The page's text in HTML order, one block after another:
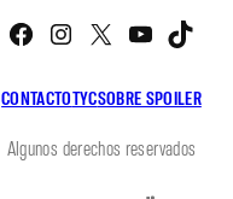
CONTACTOTYCSOBRE SPOILER
Facebook
Instagram
X
Algunos derechos reservados